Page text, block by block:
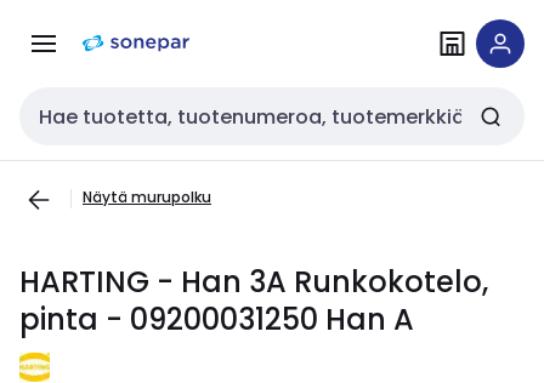
navigointiinsisältöön
Haku
Näytä murupolku
HARTING - Han 3A Runkokotelo,
pinta - 09200031250 Han A